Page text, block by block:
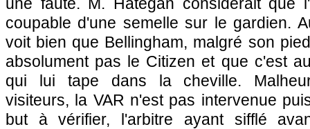
coupable d'une semelle sur le gardien.
voit bien que Bellingham, malgré son
absolument pas le Citizen et que c'est
qui lui tape dans la cheville.
visiteurs, la VAR n'est pas intervenue
but à vérifier, l'arbitre ayant sifflé